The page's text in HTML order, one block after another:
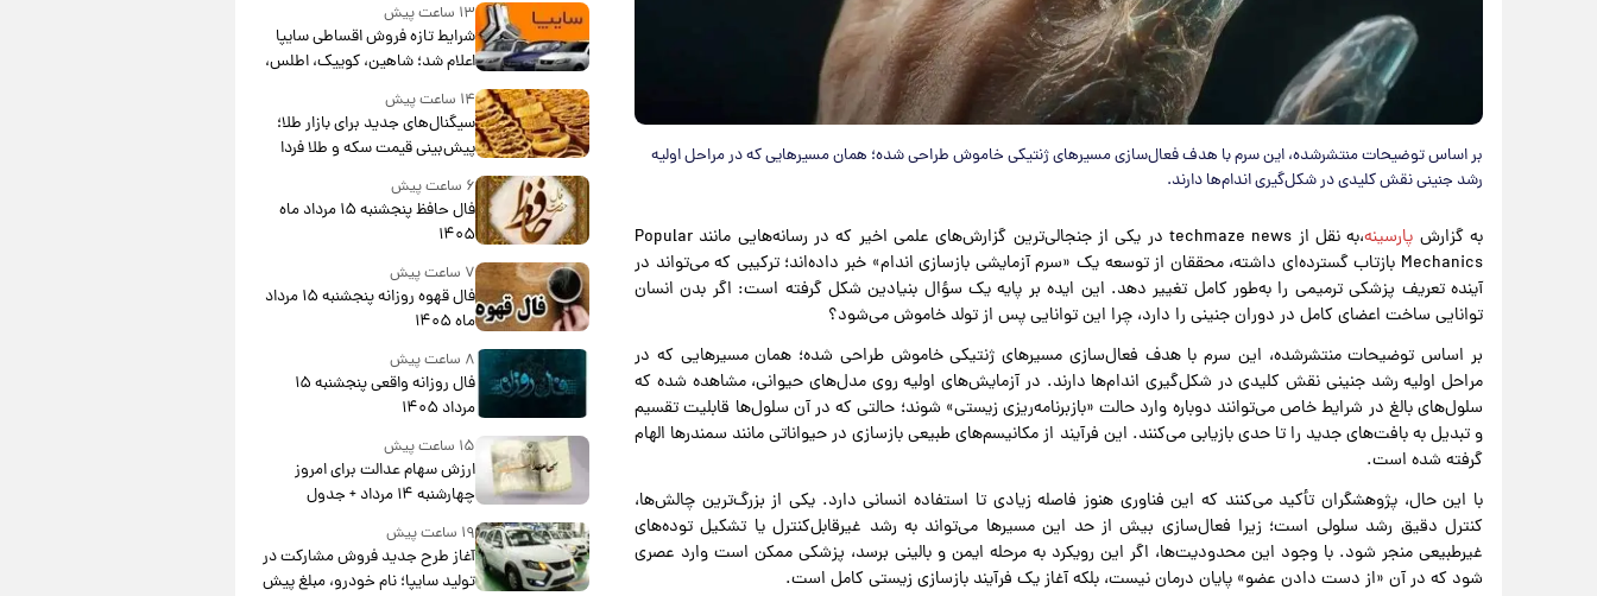
بر اساس توضیحات منتشرشده، این سرم با هدف فعال‌سازی مسیرهای ژنتیکی خاموش طراحی شده؛ همان مسیرهایی که در مراحل اولیه
رشد جنینی نقش کلیدی در شکل‌گیری اندام‌ها دارند.
به گزارش پارسینه
،به نقل از techmaze news در یکی از جنجالی‌ترین گزارش‌های علمی اخیر که در رسانه‌هایی مانند Popular
Mechanics بازتاب گسترده‌ای داشته، محققان از توسعه یک «سرم آزمایشی بازسازی اندام» خبر داده‌اند؛ ترکیبی که می‌تواند در
آینده تعریف پزشکی ترمیمی را به‌طور کامل تغییر دهد. این ایده بر پایه یک سؤال بنیادین شکل گرفته است: اگر بدن انسان
توانایی ساخت اعضای کامل در دوران جنینی را دارد، چرا این توانایی پس از تولد خاموش می‌شود؟
بر اساس توضیحات منتشرشده، این سرم با هدف فعال‌سازی مسیرهای ژنتیکی خاموش طراحی شده؛ همان مسیرهایی که در
مراحل اولیه رشد جنینی نقش کلیدی در شکل‌گیری اندام‌ها دارند. در آزمایش‌های اولیه روی مدل‌های حیوانی، مشاهده شده که
سلول‌های بالغ در شرایط خاص می‌توانند دوباره وارد حالت «بازبرنامه‌ریزی زیستی» شوند؛ حالتی که در آن سلول‌ها قابلیت تقسیم
و تبدیل به بافت‌های جدید را تا حدی بازیابی می‌کنند. این فرآیند از مکانیسم‌های طبیعی بازسازی در حیواناتی مانند سمندرها الهام
گرفته شده است.
با این حال، پژوهشگران تأکید می‌کنند که این فناوری هنوز فاصله زیادی تا استفاده انسانی دارد. یکی از بزرگ‌ترین چالش‌ها،
کنترل دقیق رشد سلولی است؛ زیرا فعال‌سازی بیش از حد این مسیرها می‌تواند به رشد غیرقابل‌کنترل یا تشکیل توده‌های
غیرطبیعی منجر شود. با وجود این محدودیت‌ها، اگر این رویکرد به مرحله ایمن و بالینی برسد، پزشکی ممکن است وارد عصری
شود که در آن «از دست دادن عضو» پایان درمان نیست، بلکه آغاز یک فرآیند بازسازی زیستی کامل است.
۱۳ ساعت پیش
شرایط تازه فروش اقساطی سایپا
اعلام شد؛ شاهین، کوییک، اطلس،
سهند و ساینا با اقساط بلندمدت +
جدول۱۴ ساعت پیش
سیگنال‌های جدید برای بازار طلا؛
پیش‌بینی قیمت سکه و طلا فردا
۶ ساعت پیش
فال حافظ پنجشنبه ۱۵ مرداد ماه
۱۴۰۵
۷ ساعت پیش
فال قهوه روزانه پنجشنبه ۱۵ مرداد
ماه ۱۴۰۵
۸ ساعت پیش
فال روزانه واقعی پنجشنبه ۱۵
مرداد ۱۴۰۵
۱۵ ساعت پیش
ارزش سهام عدالت برای امروز
چهارشنبه ۱۴ مرداد + جدول
۱۹ ساعت پیش
آغاز طرح جدید فروش مشارکت در
تولید سایپا؛ نام خودرو، مبلغ پیش